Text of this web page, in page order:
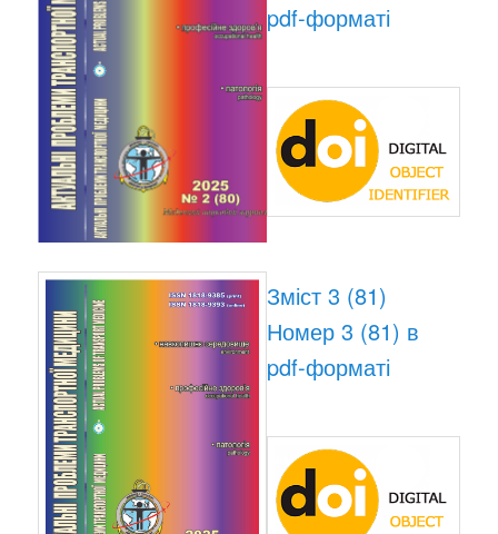
pdf-форматі
Зміст 3 (81)
Номер 3 (81) в
pdf-форматі